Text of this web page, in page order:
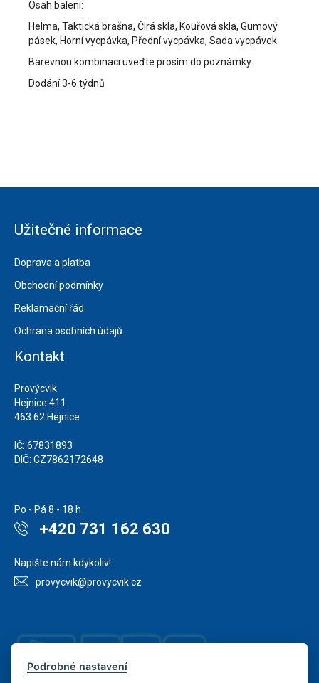
Osah balení:
Helma, Taktická brašna, Čirá skla, Kouřová skla, Gumový
pásek, Horní vycpávka, Přední vycpávka, Sada vycpávek
Barevnou kombinaci uveďte prosím do poznámky.
Dodání 3-6 týdnů
Užitečné informace
Doprava a platba
Obchodní podmínky
Reklamační řád
Ochrana osobních údajů
Kontakt
Provýcvik
Hejnice 411
463 62 Hejnice
IČ: 67831893
DIČ: CZ7862172648
Po - Pá 8 - 18 h
+420 731 162 630
Napište nám kdykoliv!
provycvik@provycvik.cz
Podrobné nastavení